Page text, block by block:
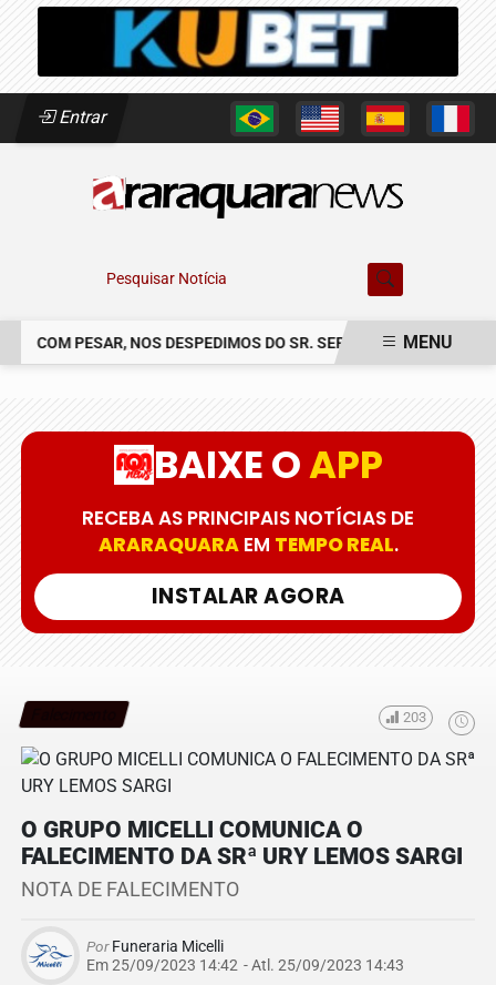
Entrar
Pesquisar Notícia
COM PESAR, NOS DESPEDIMOS DO SR. SERGIO CLAUDINEI SOLER
MENU
BAIXE OAPP
RECEBA AS PRINCIPAIS NOTÍCIAS DE
ARARAQUARAEM TEMPO REAL.
INSTALAR AGORA
203
O GRUPO MICELLI COMUNICA O
FALECIMENTO DA SRª URY LEMOS SARGI
NOTA DE FALECIMENTO
PorFuneraria Micelli
Em 25/09/2023 14:42 - Atl. 25/09/2023 14:43